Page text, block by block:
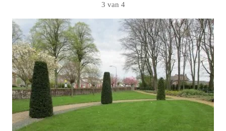
3 van 4